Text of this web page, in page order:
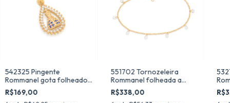
542325 Pingente
Rommanel gota folheado
a ouro n. sra. aparecida
com zircônias
R$169,00
551702 Tornozeleira
Rommanel folheada a
ouro com zircônias 25 cm
R$338,00